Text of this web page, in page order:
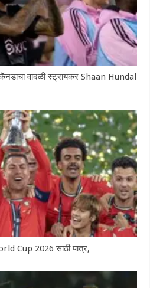
वादळी स्ट्रायकर Shaan Hundal
Cup 2026 साठी पात्र,